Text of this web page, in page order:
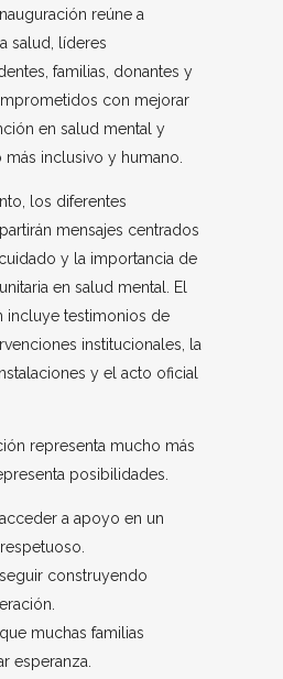
reúne a
salud, líderes
familias, donantes y
con mejorar
en salud mental y
inclusivo y humano.
los diferentes
mensajes centrados
y la importancia de
en salud mental. El
incluye testimonios de
institucionales, la
y el acto oficial
representa mucho más
posibilidades.
a apoyo en un
construyendo
muchas familias
esperanza.